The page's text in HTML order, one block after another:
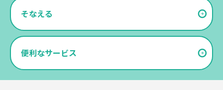
そなえる
便利なサービス